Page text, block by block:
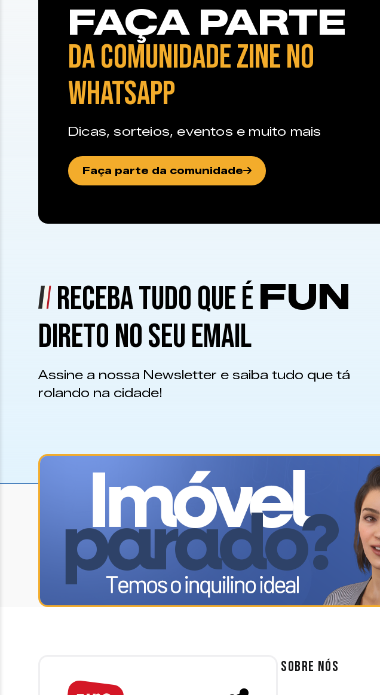
FAÇA PARTE
DA COMUNIDADE ZINE NO
WHATSAPP
Dicas, sorteios, eventos e muito mais
Faça parte da comunidade
RECEBA TUDO QUE ÉFUN
DIRETO NO SEU EMAIL
Assine a nossa Newsletter e saiba tudo que tá
rolando na cidade!
SOBRE NÓS